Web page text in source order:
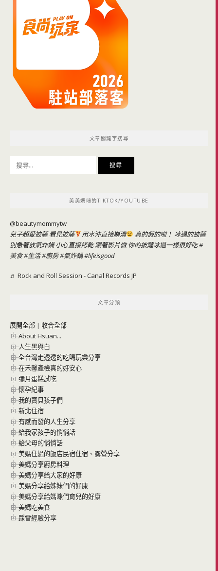
文章關鍵字搜尋
美美媽咪的TIKTOK/YOUTUBE
@beautymommytw
兒子超愛披薩 看見披薩
用水沖直接崩潰
真的假的啦！ 冰過的披薩
別急著放氣炸鍋 小心直接烤乾 跟著影片做 你的披薩冰過一樣很好吃#
美食#生活#廚房#氣炸鍋#lifeisgood
♬ Rock and Roll Session - Canal Records JP
文章分類
展開全部 | 收合全部
About Hsuan...
人生黑與白
全台灣走透透的吃喝玩樂分享
在禾馨產檢真的好安心
彌月蛋糕試吃
懷孕紀事
我的寶貝孩子們
新北住宿
有感而發的人生分享
給我家孩子的悄悄話
給父母的悄悄話
美媽住過的飯店民宿住宿、露營分享
美媽分享廚房料理
美媽分享給大家的好康
美媽分享給姊妹們的好康
美媽分享給媽咪們育兒的好康
美媽吃美食
踩雷經驗分享